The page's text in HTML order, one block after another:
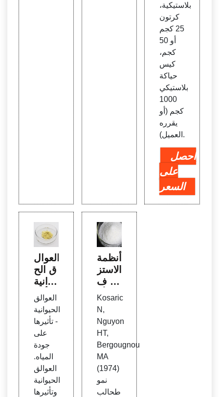
بلاستيكية،
كرتون
25 كجم
أو 50
كجم،
كيس
حياكة
بلاستيكي
1000
كجم (أو
يقرره
العميل).
احصل
على
السعر
العوال
ق الح
يوانية
- تأثير
ها عل
ى جو
دة الم
ياه -
مدونة
ALS
Glob
al
العوالق
الحيوانية
- تأثيرها
على
جودة
المياه.
العوالق
الحيوانية
وتأثيرها
أنظمة
الاستز
راع ف
ي الأح
واض
المفتو
حة |
Sprin
gerLi
nk
Kosaric
N,
Nguyon
HT,
Bergougnou
MA
(1974)
نمو
طحالب